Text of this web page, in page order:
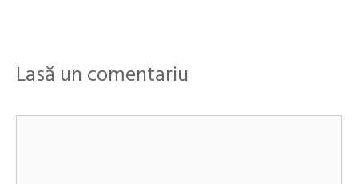
Lasă un comentariu